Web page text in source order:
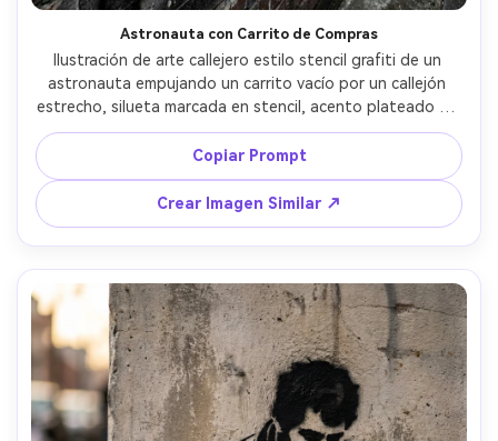
Astronauta con Carrito de Compras
Ilustración de arte callejero estilo stencil grafiti de un
astronauta empujando un carrito vacío por un callejón
estrecho, silueta marcada en stencil, acento plateado en
el visor del casco, textura de muro áspero con pintura
descascarada y bordes de posters, niebla de aerosol,
ambiente solitario y surrealista, líneas de perspectiva
fuertes --ar 4:5
Copiar Prompt
Crear Imagen Similar ↗